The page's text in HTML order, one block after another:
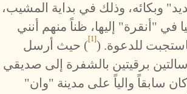
وبكائه، وذلك في بداية المشيب،
في "أنقرة" إليها، ظناً منهم أنني
للدعوة. ([1]
) حيث أرسل
برقيتين بالشفرة إلى صديقي
سابقاً والياً على مدينة "وان"